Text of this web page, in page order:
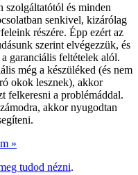
és minden
senkivel, kizárólag
részére. Épp ezért az
szerint elvégezzük, és
garanciális feltételek alól.
még a készüléked (és nem
okok lesznek), akkor
felkeresni a problémáddal.
akkor nyugodtan
»
tudod nézni.